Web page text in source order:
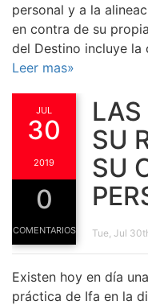
personal y a la
en contra de su
del Destino incluye la
Leer mas»
JUL
30
2019
0
COMENTARIOS
LAS
SU
SU
Tue, Jul
Existen hoy en día
práctica de Ifa en la